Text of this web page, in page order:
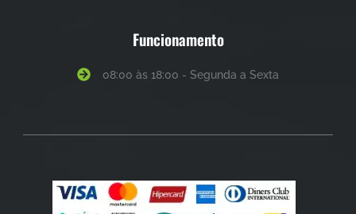
Funcionamento
08:00 às 18:00 - Segunda a Sexta